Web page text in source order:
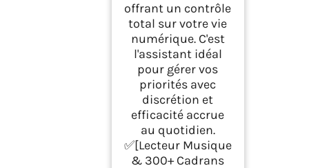
offrant un contrôle
total sur votre vie
numérique. C'est
l'assistant idéal
pour gérer vos
priorités avec
discrétion et
efficacité accrue
au quotidien.
✅[Lecteur Musique
& 300+ Cadrans